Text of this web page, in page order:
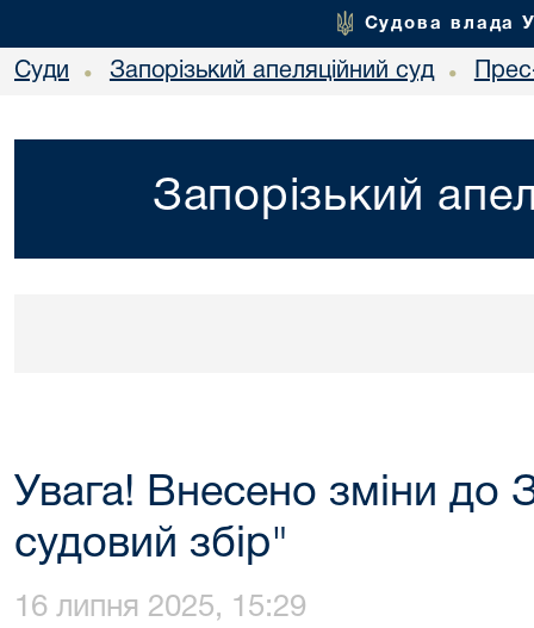
Судова влада
Суди • Запорізький апеляційний суд •
Запорізький
Увага! Внесено зміни до
судовий збір"
16 липня 2025, 15:29